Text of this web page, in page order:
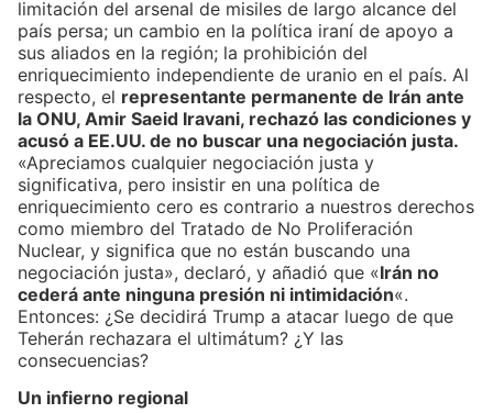
limitación del arsenal de misiles de largo alcance del
país persa; un cambio en la política iraní de apoyo a
sus aliados en la región; la prohibición del
enriquecimiento independiente de uranio en el país. Al
respecto, el representante permanente de Irán ante
la ONU, Amir Saeid Iravani, rechazó las condiciones y
acusó a EE.UU. de no buscar una negociación justa.
«Apreciamos cualquier negociación justa y
significativa, pero insistir en una política de
enriquecimiento cero es contrario a nuestros derechos
como miembro del Tratado de No Proliferación
Nuclear, y significa que no están buscando una
negociación justa», declaró, y añadió que «Irán no
cederá ante ninguna presión ni intimidación«.
Entonces: ¿Se decidirá Trump a atacar luego de que
Teherán rechazara el ultimátum? ¿Y las
consecuencias?
Un infierno regional